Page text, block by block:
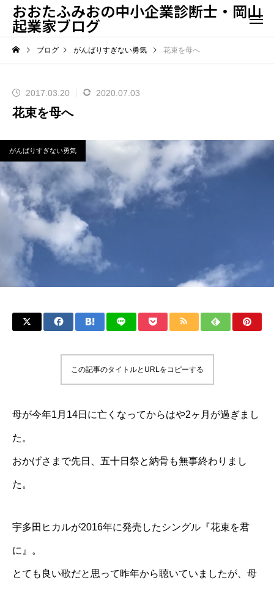
おおたふみおの中小企業診断士・岡山
起業家ブログ
ブログ がんばりすぎない勇気 花束を母へ
2017.03.20 2020.07.03
花束を母へ
がんばりすぎない勇気
この記事のタイトルとURLをコピーする
母が今年1月14日に亡くなってからはや2ヶ月が過ぎまし
た。
おかげさまで先日、五十日祭と納骨も無事終わりまし
た。
宇多田ヒカルが2016年に発売したシングル『花束を君
に』。
とても良い歌だと思って昨年から聴いていましたが、母